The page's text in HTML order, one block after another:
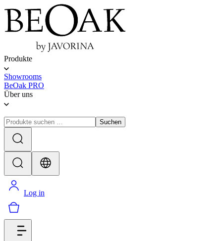
Produkte
Showrooms
BeOak PRO
Über uns
Suchen
Log in